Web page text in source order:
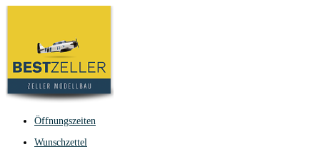
Öffnungszeiten
Wunschzettel